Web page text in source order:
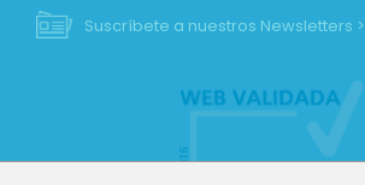
Suscríbete a nuestros Newsletters >